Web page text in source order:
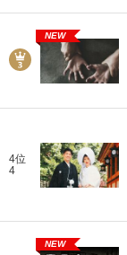
NEW
4位
4
NEW